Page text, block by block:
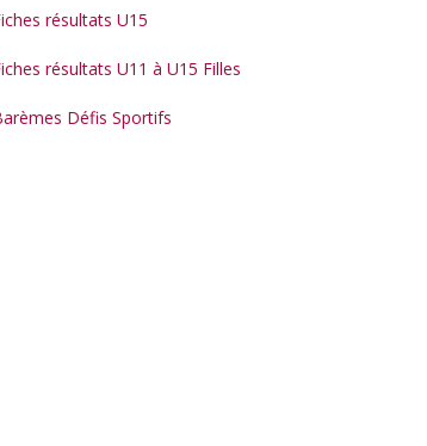
Fiches résultats U15
Fiches résultats U11 à U15 Filles
Barèmes Défis Sportifs